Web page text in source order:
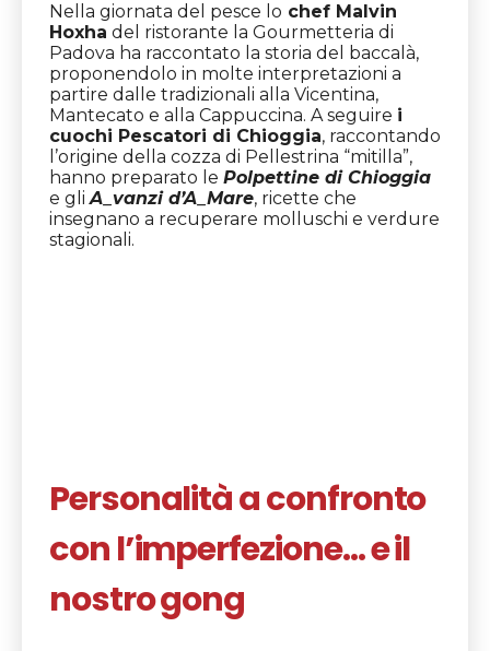
Nella giornata del pesce lo chef Malvin
Hoxha del ristorante la Gourmetteria di
Padova ha raccontato la storia del baccalà,
proponendolo in molte interpretazioni a
partire dalle tradizionali alla Vicentina,
Mantecato e alla Cappuccina. A seguire i
cuochi Pescatori di Chioggia, raccontando
l’origine della cozza di Pellestrina “mitilla”,
hanno preparato le Polpettine di Chioggia
e gliA_vanzi d’A_Mare, ricette che
insegnano a recuperare molluschi e verdure
stagionali.
Personalità a confronto
con l’imperfezione… e il
nostro gong